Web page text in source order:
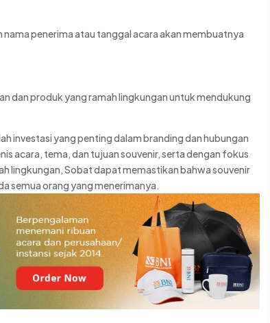
penerima atau tanggal acara akan membuatnya
dan produk yang ramah lingkungan untuk mendukung
investasi yang penting dalam branding dan hubungan
acara, tema, dan tujuan souvenir, serta dengan fokus
lingkungan, Sobat dapat memastikan bahwa souvenir
semua orang yang menerimanya.